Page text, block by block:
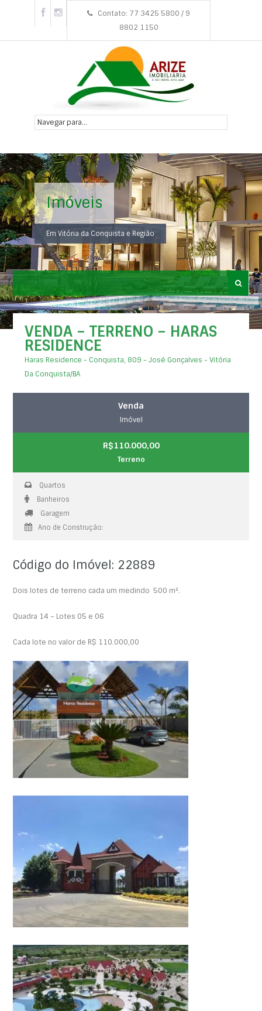
Contato: 77 3425 5800 / 9
8802 1150
Imóveis
Em Vitória da Conquista e Região
VENDA – TERRENO – HARAS
RESIDENCE
Haras Residence - Conquista, 809 - José Gonçalves - Vitória
Da Conquista/BA
Venda
Imóvel
R$110.000,00
Terreno
Quartos
Banheiros
Garagem
Ano de Construção:
Código do Imóvel: 22889
Dois lotes de terreno cada um medindo 500 m².
Quadra 14 – Lotes 05 e 06
Cada lote no valor de R$ 110.000,00